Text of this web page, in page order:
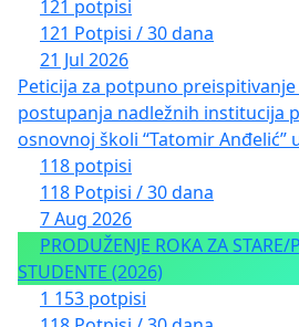
121 potpisi
121 Potpisi / 30 dana
21 Jul 2026
Peticija za potpuno
postupanja nadležnih institucija
osnovnoj školi “Tatomir Anđelić”
118 potpisi
118 Potpisi / 30 dana
7 Aug 2026
PRODUŽENJE ROKA ZA STARE/
STUDENTE (2026)
1 153 potpisi